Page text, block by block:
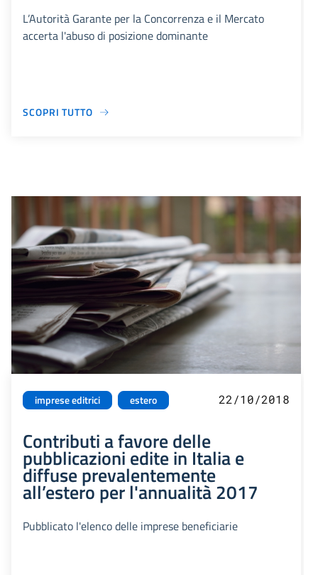
L’Autorità Garante per la Concorrenza e il Mercato
accerta l'abuso di posizione dominante
SCOPRI TUTTO
imprese editrici estero 22/10/2018
Contributi a favore delle
pubblicazioni edite in Italia e
diffuse prevalentemente
all’estero per l'annualità 2017
Pubblicato l'elenco delle imprese beneficiarie